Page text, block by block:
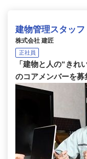
建物管理スタッフ
株式会社 建匠
正社員
「建物と人の“きれ
のコアメンバーを募